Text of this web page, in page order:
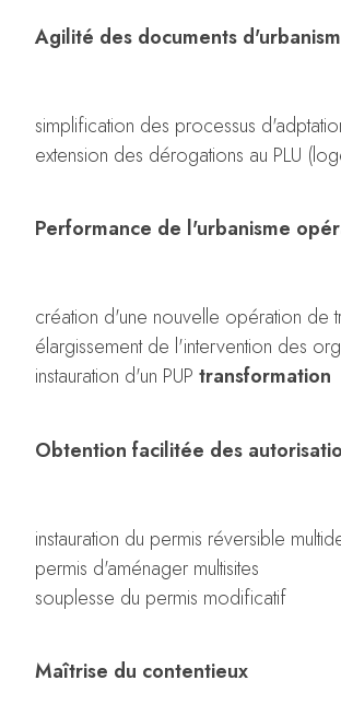
Agilité des documents
simplification des processus
extension des dérogations au PLU
Performance de l'urbanisme
création d'une nouvelle opération de
élargissement de l'intervention des
instauration d'un PUP transformation
Obtention facilitée des
instauration du permis réversible
permis d'aménager multisites
souplesse du permis modificatif
Maîtrise du contentieux